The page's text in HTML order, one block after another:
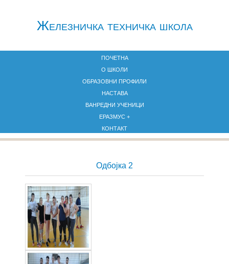
Железничкa техничка школа
ПОЧЕТНА
О ШКОЛИ
ОБРАЗОВНИ ПРОФИЛИ
НАСТАВА
ВАНРЕДНИ УЧЕНИЦИ
ЕРАЗМУС +
КОНТАКТ
Одбојка 2